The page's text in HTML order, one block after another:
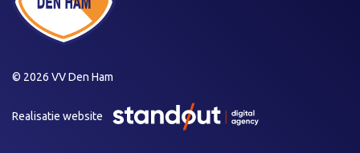
© 2026 VV Den Ham
Realisatie website